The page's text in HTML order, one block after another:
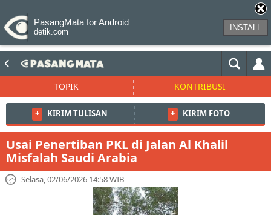
PasangMata for Android
detik.com INSTALL
TOPIK KONTRIBUSI
+ KIRIM TULISAN + KIRIM FOTO
Usai Penertiban PKL di Jalan Al Khalil
Misfalah Saudi Arabia
Selasa, 02/06/2026 14:58 WIB